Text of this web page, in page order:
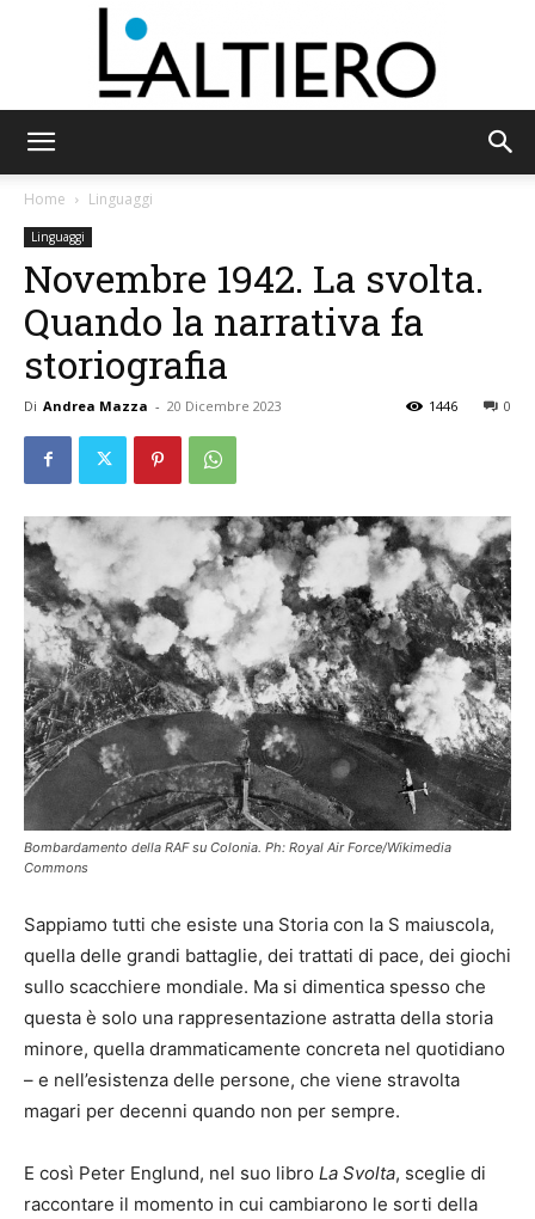
Home
Linguaggi
Linguaggi
Novembre 1942. La svolta.
Quando la narrativa fa
storiografia
Di Andrea Mazza - 20 Dicembre 2023 0
1446
Bombardamento della RAF su Colonia. Ph: Royal Air Force/Wikimedia
Commons
Sappiamo tutti che esiste una Storia con la S maiuscola,
quella delle grandi battaglie, dei trattati di pace, dei giochi
sullo scacchiere mondiale. Ma si dimentica spesso che
questa è solo una rappresentazione astratta della storia
minore, quella drammaticamente concreta nel quotidiano
– e nell’esistenza delle persone, che viene stravolta
magari per decenni quando non per sempre.
E così Peter Englund, nel suo libro La Svolta, sceglie di
raccontare il momento in cui cambiarono le sorti della